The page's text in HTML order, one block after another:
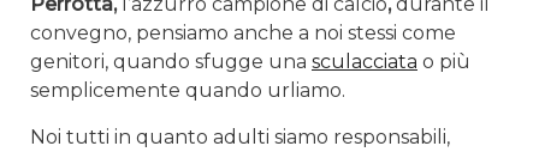
convegno, pensiamo anche a noi stessi come
genitori, quando sfugge una sculacciata o più
semplicemente quando urliamo.
Noi tutti in quanto adulti siamo responsabili,